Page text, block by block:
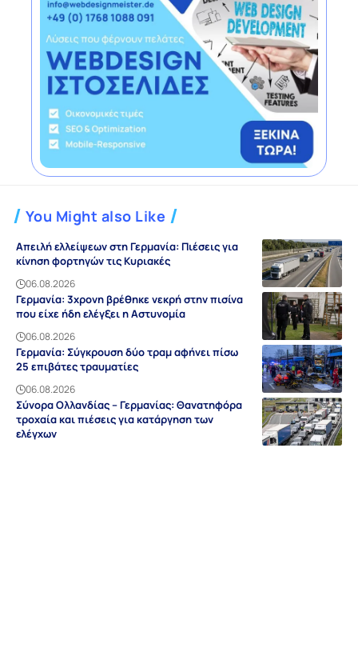
You Might also Like
Απειλή ελλείψεων στη Γερμανία: Πιέσεις για
κίνηση φορτηγών τις Κυριακές
06.08.2026
Γερμανία: 3χρονη βρέθηκε νεκρή στην πισίνα
που είχε ήδη ελέγξει η Αστυνομία
06.08.2026
Γερμανία: Σύγκρουση δύο τραμ αφήνει πίσω
25 επιβάτες τραυματίες
06.08.2026
Σύνορα Ολλανδίας – Γερμανίας: Θανατηφόρα
τροχαία και πιέσεις για κατάργηση των
ελέγχων